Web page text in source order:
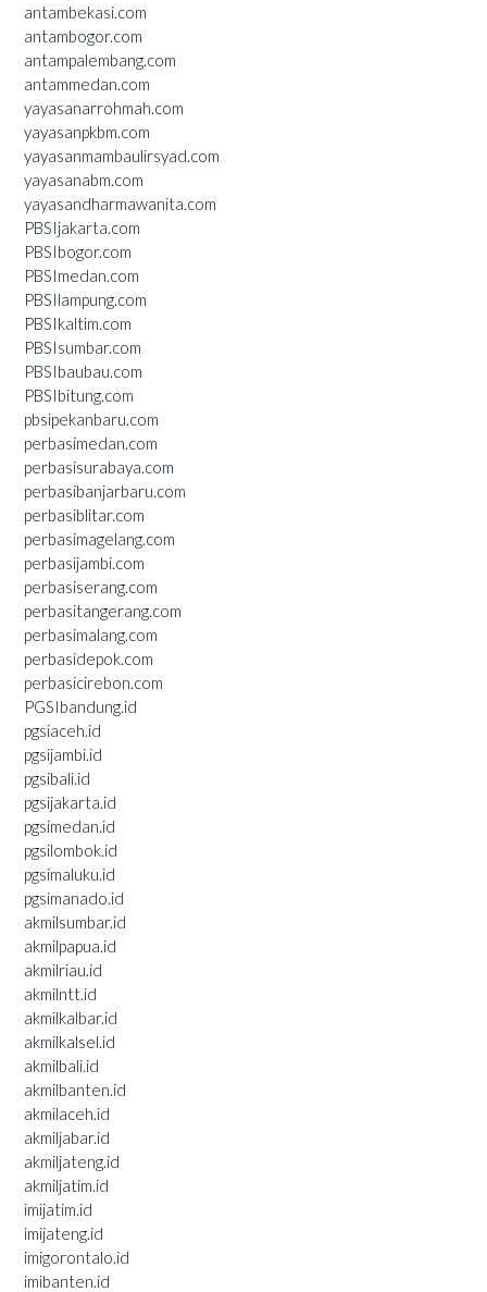
antambekasi.com
antambogor.com
antampalembang.com
antammedan.com
yayasanarrohmah.com
yayasanpkbm.com
yayasanmambaulirsyad.com
yayasanabm.com
yayasandharmawanita.com
PBSIjakarta.com
PBSIbogor.com
PBSImedan.com
PBSIlampung.com
PBSIkaltim.com
PBSIsumbar.com
PBSIbaubau.com
PBSIbitung.com
pbsipekanbaru.com
perbasimedan.com
perbasisurabaya.com
perbasibanjarbaru.com
perbasiblitar.com
perbasimagelang.com
perbasijambi.com
perbasiserang.com
perbasitangerang.com
perbasimalang.com
perbasidepok.com
perbasicirebon.com
PGSIbandung.id
pgsiaceh.id
pgsijambi.id
pgsibali.id
pgsijakarta.id
pgsimedan.id
pgsilombok.id
pgsimaluku.id
pgsimanado.id
akmilsumbar.id
akmilpapua.id
akmilriau.id
akmilntt.id
akmilkalbar.id
akmilkalsel.id
akmilbali.id
akmilbanten.id
akmilaceh.id
akmiljabar.id
akmiljateng.id
akmiljatim.id
imijatim.id
imijateng.id
imigorontalo.id
imibanten.id